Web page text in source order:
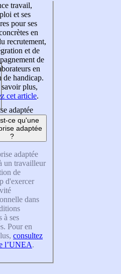
travail,
et ses
pour ses
en
recrutement,
et de
de
en
de handicap.
plus,
cet article.
adaptée
ce qu'une
adaptée
?
adaptée
un travailleur
de
d'exercer
dans
à ses
Pour en
consultez
l’UNEA.